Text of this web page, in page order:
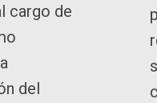
cargo de
del